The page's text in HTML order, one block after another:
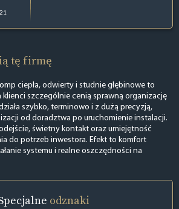
tę firmę
ciepła, odwierty i studnie głębinowe to
klienci szczególnie cenią sprawną organizację
szybko, terminowo i z dużą precyzją,
od doradztwa po uruchomienie instalacji.
świetny kontakt oraz umiejętność
do potrzeb inwestora. Efekt to komfort
systemu i realne oszczędności na
odznaki